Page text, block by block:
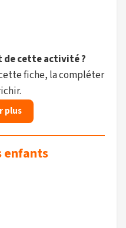
cette activité ?
fiche, la compléter
plus
enfants